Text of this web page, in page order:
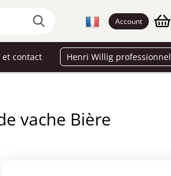
Account
contact Henri Willig professionnel
vache Bière